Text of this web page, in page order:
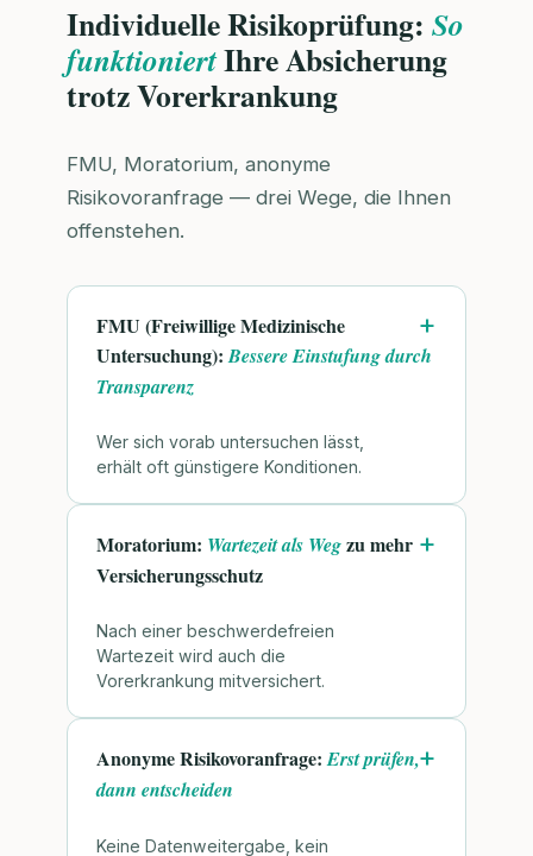
Individuelle Risikoprüfung: So
funktioniertIhre Absicherung
trotz Vorerkrankung
FMU, Moratorium, anonyme
Risikovoranfrage — drei Wege, die Ihnen
offenstehen.
FMU (Freiwillige Medizinische
Untersuchung): Bessere Einstufung durch
Transparenz
Wer sich vorab untersuchen lässt,
erhält oft günstigere Konditionen.
Moratorium: Wartezeit als Wegzu mehr
Versicherungsschutz
Nach einer beschwerdefreien
Wartezeit wird auch die
Vorerkrankung mitversichert.
Anonyme Risikovoranfrage:Erst prüfen,
dann entscheiden
Keine Datenweitergabe, kein